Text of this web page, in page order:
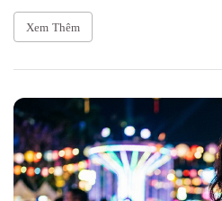
Xem Thêm